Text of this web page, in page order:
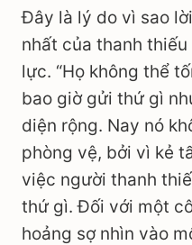
Đây là lý do vì sao
nhất của thanh
lực. “Họ không thể
bao giờ gửi thứ gì
diện rộng. Nay nó
phòng vệ, bởi vì kẻ
việc người thanh
thứ gì. Đối với một
hoảng sợ nhìn vào